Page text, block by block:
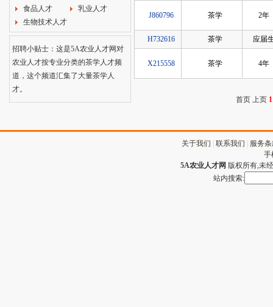
食品人才
乳业人才
生物技术人才
招聘小贴士：这是5A农业人才网对
农业人才按专业分类的茶学人才频
道，这个频道汇集了大量茶学人
才。
J860796 茶学 2年
H732616 茶学 应届
X215558 茶学 4年
首页 上页 1
关于我们 联系我们
服务
手
5A农业人才网 版权所有,未
站内搜索: